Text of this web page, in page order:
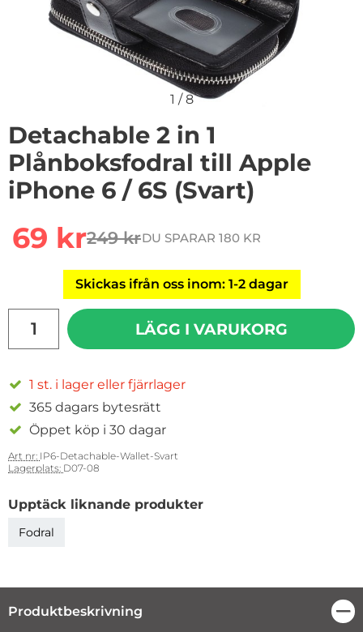
1 /8
Detachable 2 in 1
Plånboksfodral till Apple
iPhone 6 / 6S (Svart)
rea pris
69 krtidigare pris
249 krDU SPARAR 180 KR
Skickas ifrån oss inom: 1-2 dagar
LÄGG I VARUKORG
1 st. i lager eller fjärrlager
365 dagars bytesrätt
Öppet köp i 30 dagar
Art nr: IP6-Detachable-Wallet-Svart
Lagerplats: D07-08
Upptäck liknande produkter
Fodral
Produktbeskrivning